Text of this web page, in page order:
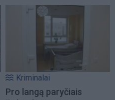
Kriminalai
Pro langą paryčiais